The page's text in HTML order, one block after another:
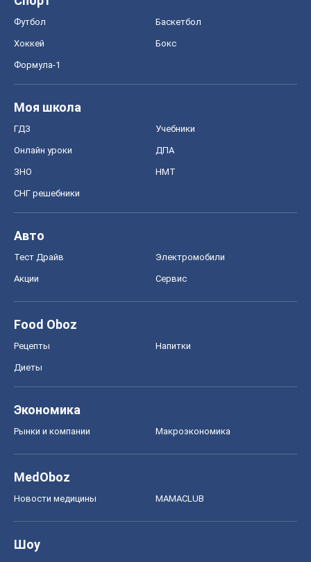
Футбол Баскетбол
Хоккей Бокс
Формула-1
Моя школа
ГДЗ Учебники
Онлайн уроки ДПА
ЗНО НМТ
СНГ решебники
Авто
Тест Драйв Электромобили
Акции Сервис
Food Oboz
Рецепты Напитки
Диеты
Экономика
Рынки и компании Mакроэкономика
MedOboz
Новости медицины MAMACLUB
Шоу